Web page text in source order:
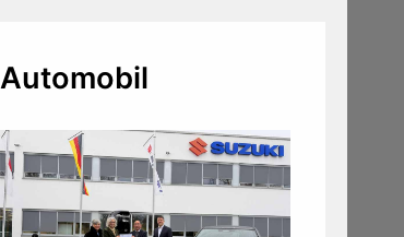
Automobil